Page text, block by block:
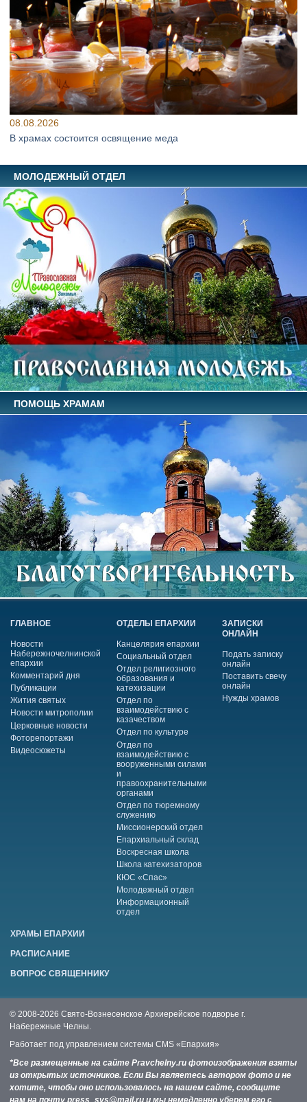
08.08.2026
В храмах состоится освящение меда
МОЛОДЕЖНЫЙ ОТДЕЛ
ПОМОЩЬ ХРАМАМ
ГЛАВНОЕ
Новости
Набережночелнинской
епархии
Комментарий дня
Публикации
Жития святых
Новости митрополии
Церковные новости
Фоторепортажи
Видеосюжеты
ОТДЕЛЫ ЕПАРХИИ
Канцелярия епархии
Социальный отдел
Отдел религиозного
образования и
катехизации
Отдел по
взаимодействию с
казачеством
Отдел по культуре
Отдел по
взаимодействию с
вооруженными силами
и
правоохранительными
органами
Отдел по тюремному
служению
Миссионерский отдел
Епархиальный склад
Воскресная школа
Школа катехизаторов
КЮС «Спас»
Молодежный отдел
Информационный
отдел
ЗАПИСКИ
ОНЛАЙН
Подать записку
онлайн
Поставить свечу
онлайн
Нужды храмов
ХРАМЫ ЕПАРХИИ
РАСПИСАНИЕ
ВОПРОС СВЯЩЕННИКУ
© 2008-2026 Свято-Вознесенское Архиерейское подворье г.
Набережные Челны.
Работает под управлением системы CMS «Епархия»
*Все размещенные на сайте Pravchelny.ru фотоизображения взяты
из открытых источников. Если Вы являетесь автором фото и не
хотите, чтобы оно использовалось на нашем сайте, сообщите
нам на почту press_svs@mail.ru и мы немедленно уберем его с